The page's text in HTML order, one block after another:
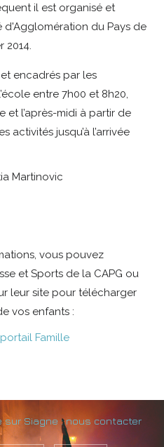
il est organisé et
d'Agglomération du Pays de
2014.
encadrés par les
entre 7h00 et 8h20,
et l’après-midi à partir de
activités jusqu’à l’arrivée
Martinovic
vous pouvez
et Sports de la CAPG ou
leur site pour télécharger
vos enfants :
Famille
sur Siagne : nous contacter